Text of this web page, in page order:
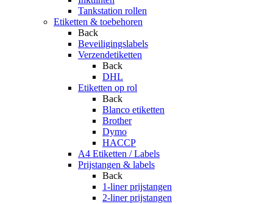
Tankstation rollen
Etiketten & toebehoren
Back
Beveiligingslabels
Verzendetiketten
Back
DHL
Etiketten op rol
Back
Blanco etiketten
Brother
Dymo
HACCP
A4 Etiketten / Labels
Prijstangen & labels
Back
1-liner prijstangen
2-liner prijstangen